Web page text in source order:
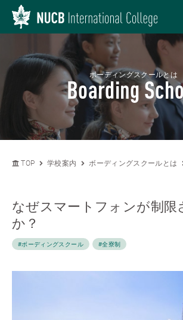
ボーディングスクールとは
Boarding
TOP 学校案内 ボーディングスクールとは
なぜスマートフォンが制限
か？
#ボーディングスクール #全寮制